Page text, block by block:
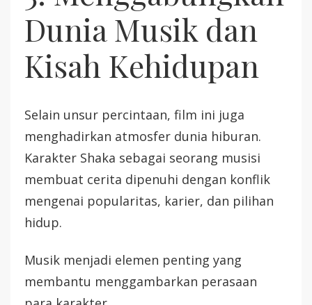
Dunia Musik dan
Kisah Kehidupan
Selain unsur percintaan, film ini juga
menghadirkan atmosfer dunia hiburan.
Karakter Shaka sebagai seorang musisi
membuat cerita dipenuhi dengan konflik
mengenai popularitas, karier, dan pilihan
hidup.
Musik menjadi elemen penting yang
membantu menggambarkan perasaan